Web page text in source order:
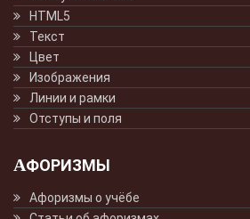
HTML5
Текст
Цвет
Изображения
Линии и рамки
Отступы и поля
АФОРИЗМЫ
Афоризмы о учёбе